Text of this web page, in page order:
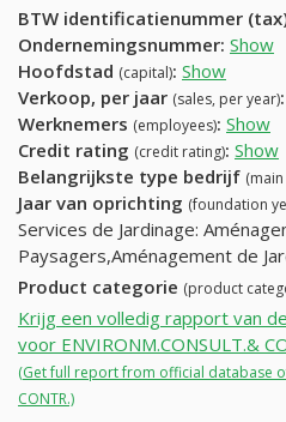
BTW identificatienummer
Ondernemingsnummer: Show
Hoofdstad (capital): Show
Verkoop, per jaar (sales, per year):
Werknemers (employees): Show
Credit rating (credit rating): Show
Belangrijkste type bedrijf
Jaar van oprichting (foundation
Services de Jardinage:
Paysagers,Aménagement de
Product categorie (product
Krijg een volledig rapport van
voor ENVIRONM.CONSULT.&
(Get full report from official database of
CONTR.)